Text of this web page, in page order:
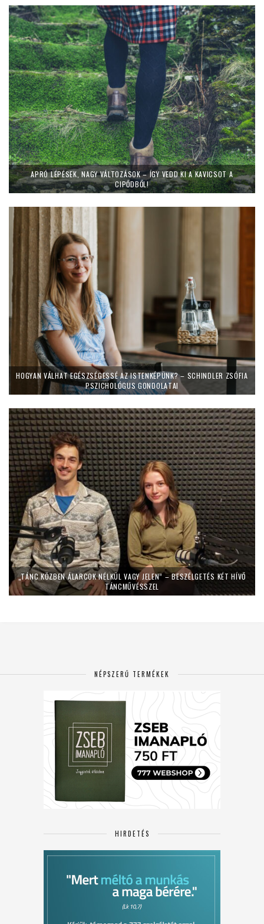
APRÓ LÉPÉSEK, NAGY VÁLTOZÁSOK – ÍGY VEDD KI A KAVICSOT A
CIPŐDBŐL!
HOGYAN VÁLHAT EGÉSZSÉGESSÉ AZ ISTENKÉPÜNK? – SCHINDLER ZSÓFIA
PSZICHOLÓGUS GONDOLATAI
„TÁNC KÖZBEN ÁLARCOK NÉLKÜL VAGY JELEN” – BESZÉLGETÉS KÉT HÍVŐ
TÁNCMŰVÉSSZEL
NÉPSZERŰ TERMÉKEK
HIRDETÉS